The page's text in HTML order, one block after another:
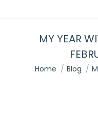
MY YEAR
You are here:
Home Blog